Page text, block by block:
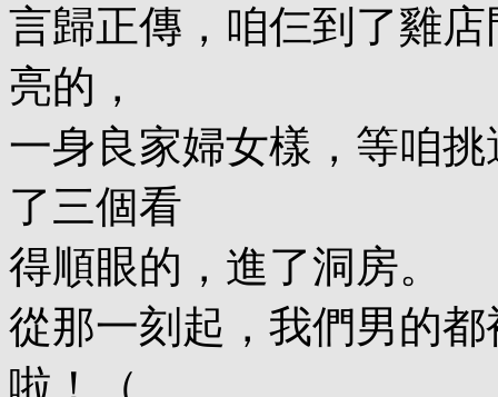
言歸正傳，咱仨到了雞
亮的，
一身良家婦女樣，等咱
了三個看
得順眼的，進了洞房。
從那一刻起，我們男的
啦！（